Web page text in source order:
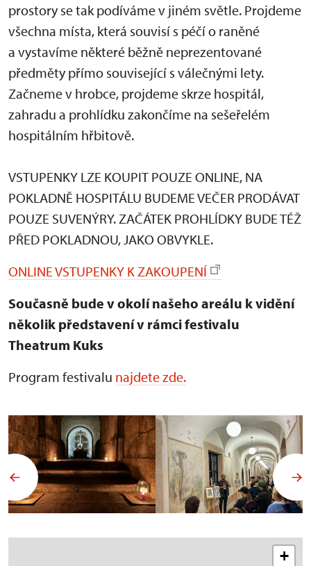
prostory se tak podíváme v jiném světle. Projdeme
všechna místa, která souvisí s péčí o raněné
a vystavíme některé běžně neprezentované
předměty přímo související s válečnými lety.
Začneme v hrobce, projdeme skrze hospitál,
zahradu a prohlídku zakončíme na sešeřelém
hospitálním hřbitově.
VSTUPENKY LZE KOUPIT POUZE ONLINE, NA
POKLADNĚ HOSPITÁLU BUDEME VEČER PRODÁVAT
POUZE SUVENÝRY. ZAČÁTEK PROHLÍDKY BUDE TÉŽ
PŘED POKLADNOU, JAKO OBVYKLE.
ONLINE VSTUPENKY K ZAKOUPENÍ
Současně bude v okolí našeho areálu k vidění
několik představení v rámci festivalu
Theatrum Kuks
Program festivalu najdete zde.
+